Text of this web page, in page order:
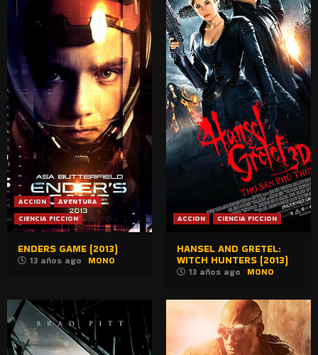
ACCION
AVENTURA
CIENCIA FICCION
ENDERS GAME (2013)
13 años ago MONO
ACCION CIENCIA FICCION
HANSEL AND GRETEL:
WITCH HUNTERS (2013)
13 años ago MONO